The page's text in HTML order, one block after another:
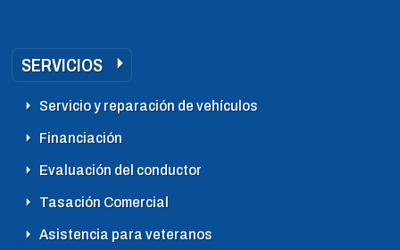
SERVICIOS
Servicio y reparación de vehículos
Financiación
Evaluación del conductor
Tasación Comercial
Asistencia para veteranos